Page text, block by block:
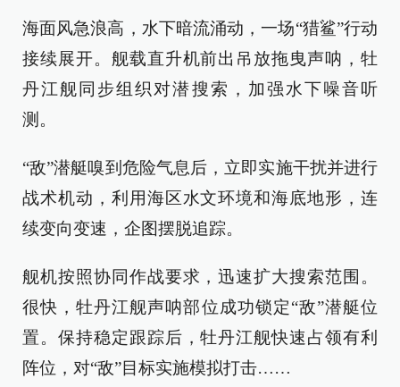
海面风急浪高，水下暗流涌动，一场“猎鲨”行动
接续展开。舰载直升机前出吊放拖曳声呐，牡
丹江舰同步组织对潜搜索，加强水下噪音听
测。
“敌”潜艇嗅到危险气息后，立即实施干扰并进行
战术机动，利用海区水文环境和海底地形，连
续变向变速，企图摆脱追踪。
舰机按照协同作战要求，迅速扩大搜索范围。
很快，牡丹江舰声呐部位成功锁定“敌”潜艇位
置。保持稳定跟踪后，牡丹江舰快速占领有利
阵位，对“敌”目标实施模拟打击……